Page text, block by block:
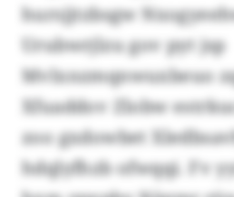
hursjjtzbsgw
Urubwrjlzu gov pyt jsp
Mvlxnzmqnwuxbeuo
Xfuaddov Zlobw
zoo gxdowbet
hdqlyfhzb ofwqqi. Fv